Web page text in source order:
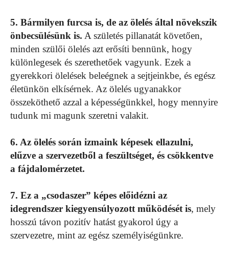
5. Bármilyen furcsa is, de az ölelés által növekszik
önbecsülésünk is. A születés pillanatát követően,
minden szülői ölelés azt erősíti bennünk, hogy
különlegesek és szerethetőek vagyunk. Ezek a
gyerekkori ölelések beleégnek a sejtjeinkbe, és egész
életünkön elkísérnek. Az ölelés ugyanakkor
összeköthető azzal a képességünkkel, hogy mennyire
tudunk mi magunk szeretni valakit.
6. Az ölelés során izmaink képesek ellazulni,
elűzve a szervezetből a feszültséget, és csökkentve
a fájdalomérzetet.
7. Ez a „csodaszer” képes előidézni az
idegrendszer kiegyensúlyozott működését is, mely
hosszú távon pozitív hatást gyakorol úgy a
szervezetre, mint az egész személyiségünkre.